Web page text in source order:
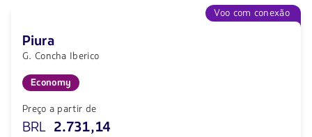
Voo com conexão
Piura
G. Concha Iberico
Economy
Preço a partir de
BRL 2.731,14